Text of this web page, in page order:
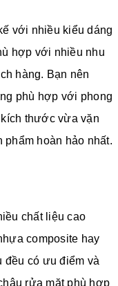
với nhiều kiểu dáng
hợp với nhiều nhu
hàng. Bạn nên
phù hợp với phong
thước vừa vặn
hoàn hảo nhất.
chất liệu cao
composite hay
đều có ưu điểm và
rửa mặt phù hợp